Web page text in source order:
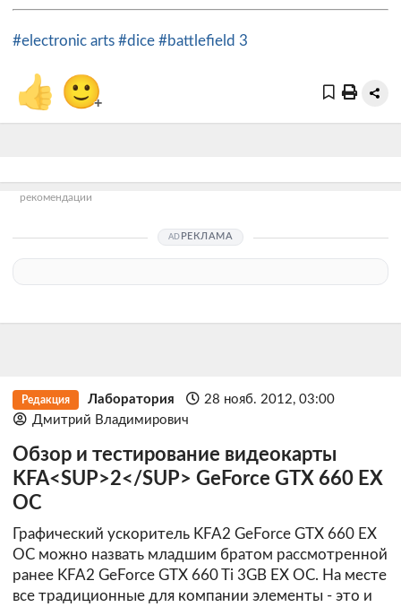
#electronic arts #dice #battlefield 3
👍 🙂+
рекомендации
РЕКЛАМА
Редакция Лаборатория
28 нояб. 2012, 03:00
Дмитрий Владимирович
Обзор и тестирование видеокарты
KFA<SUP>2</SUP> GeForce GTX 660 EX
OC
Графический ускоритель KFA2 GeForce GTX 660 EX
OC можно назвать младшим братом рассмотренной
ранее KFA2 GeForce GTX 660 Ti 3GB EX OC. На месте
все традиционные для компании элементы - это и